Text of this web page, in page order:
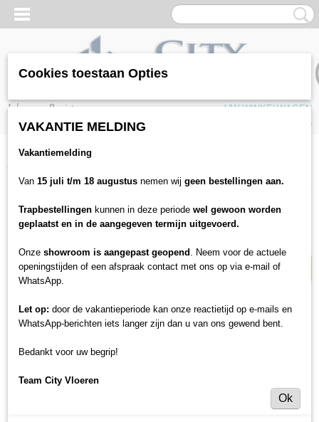
Inloggen Registreren
UW WINKELWAGEN
(0)
Home
Visgraat XL 82 - Dryback
Cookies toestaan Opties
VAKANTIE MELDING
Vakantiemelding
Van 15 juli t/m 18 augustus nemen wij geen bestellingen aan.
Trapbestellingen kunnen in deze periode wel gewoon worden
geplaatst en in de aangegeven termijn uitgevoerd.
Onze showroom is aangepast geopend . Neem voor de actuele
openingstijden of een afspraak contact met ons op via e-mail of
WhatsApp.
Let op: door de vakantieperiode kan onze reactietijd op e-mails en
WhatsApp-berichten iets langer zijn dan u van ons gewend bent.
Bedankt voor uw begrip!
Team City Vloeren
Ok